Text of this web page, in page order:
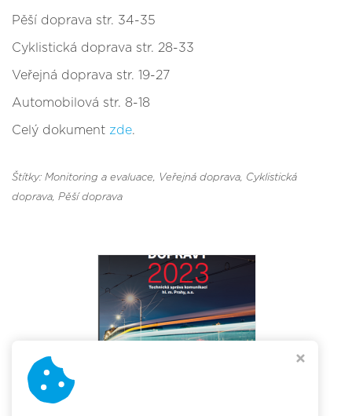
Pěší doprava str. 34-35
Cyklistická doprava str. 28-33
Veřejná doprava str. 19-27
Automobilová str. 8-18
Celý dokument zde.
Štítky: Monitoring a evaluace, Veřejná doprava, Cyklistická
doprava, Pěší doprava